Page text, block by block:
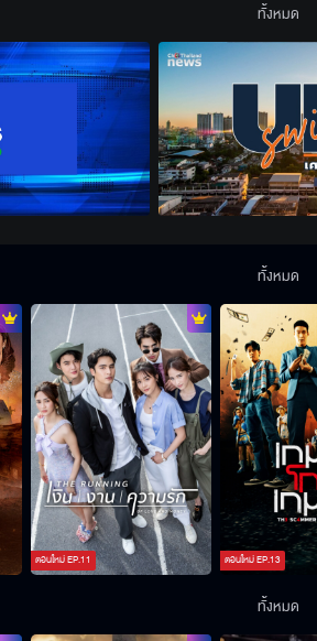
ทั้งหมด
ตอนใหม่EP.11 ตอนใหม่EP.13
ทั้งหมด
ทั้งหมด